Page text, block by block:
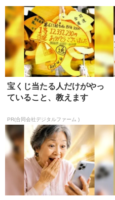
宝くじ当たる人だけがやっ
ていること、教えます
PR(合同会社デジタルファーム )